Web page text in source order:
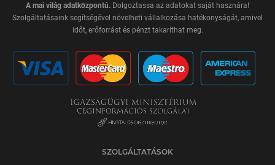
A mai világ adatközpontú. Dolgoztassa az adatokat saját hasznára!
Szolgáltatásaink segítségével növelheti vállalkozása hatékonyságát, amivel
időt, erőforrást és pénzt takaríthat meg.
SZOLGÁLTATÁSOK